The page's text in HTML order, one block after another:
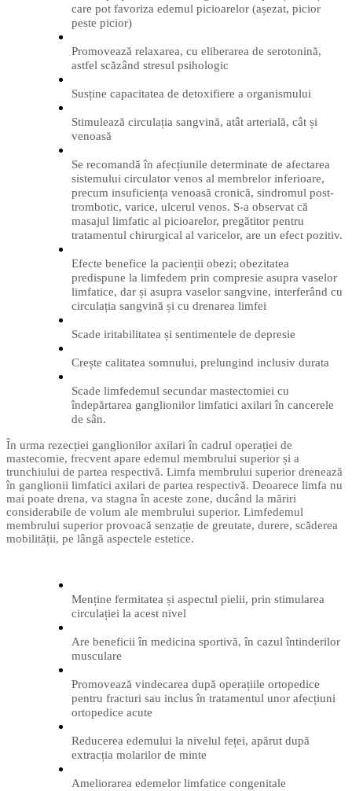
care pot favoriza edemul picioarelor (așezat, picior
peste picior)
Promovează relaxarea, cu eliberarea de serotonină,
astfel scăzând stresul psihologic
Susține capacitatea de detoxifiere a organismului
Stimulează circulația sangvină, atât arterială, cât și
venoasă
Se recomandă în afecțiunile determinate de afectarea
sistemului circulator venos al membrelor inferioare,
precum insuficiența venoasă cronică, sindromul post-
trombotic, varice, ulcerul venos. S-a observat că
masajul limfatic al picioarelor, pregătitor pentru
tratamentul chirurgical al varicelor, are un efect pozitiv.
Efecte benefice la pacienții obezi; obezitatea
predispune la limfedem prin compresie asupra vaselor
limfatice, dar și asupra vaselor sangvine, interferând cu
circulația sangvină și cu drenarea limfei
Scade iritabilitatea și sentimentele de depresie
Crește calitatea somnului, prelungind inclusiv durata
Scade limfedemul secundar mastectomiei cu
îndepărtarea ganglionilor limfatici axilari în cancerele
de sân.
În urma rezecției ganglionilor axilari în cadrul operației de
mastecomie, frecvent apare edemul membrului superior și a
trunchiului de partea respectivă. Limfa membrului superior drenează
în ganglionii limfatici axilari de partea respectivă. Deoarece limfa nu
mai poate drena, va stagna în aceste zone, ducând la măriri
considerabile de volum ale membrului superior. Limfedemul
membrului superior provoacă senzație de greutate, durere, scăderea
mobilității, pe lângă aspectele estetice.
Menține fermitatea și aspectul pielii, prin stimularea
circulației la acest nivel
Are beneficii în medicina sportivă, în cazul întinderilor
musculare
Promovează vindecarea după operațiile ortopedice
pentru fracturi sau inclus în tratamentul unor afecțiuni
ortopedice acute
Reducerea edemului la nivelul feței, apărut după
extracția molarilor de minte
Ameliorarea edemelor limfatice congenitale